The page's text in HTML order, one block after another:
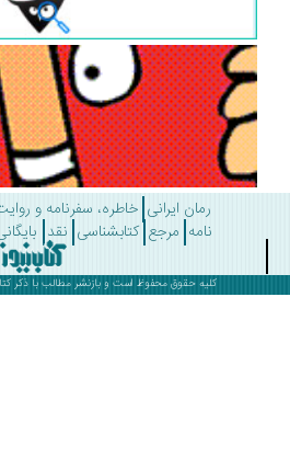
رمان ایرانی خاطره، سفرنامه و روایت
مرجع کتابشناسی نقد بایگانی
کلیه حقوق محفوظ است و بازنشر مطالب با ذکرکتاب نیوز و